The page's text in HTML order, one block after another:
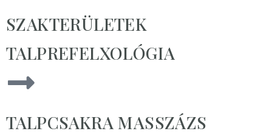
SZAKTERÜLETEK
TALPREFELXOLÓGIA
TALPCSAKRA MASSZÁZS